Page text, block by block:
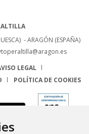
- ARAGÓN (ESPAÑA)
LEGAL
POLÍTICA DE COOKIES